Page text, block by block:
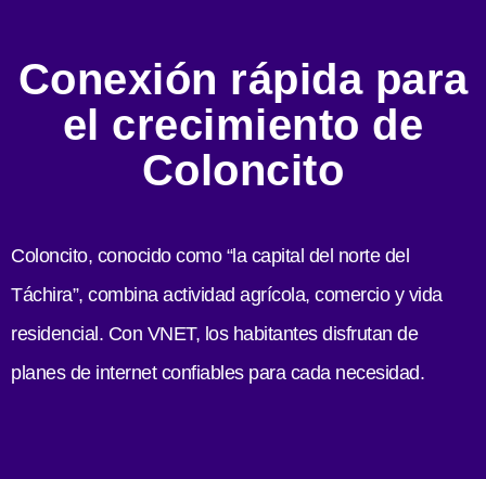
Conexión rápida para
el crecimiento de
Coloncito
Coloncito, conocido como “la capital del norte del
Táchira”, combina actividad agrícola, comercio y vida
residencial. Con VNET, los habitantes disfrutan de
planes de internet confiables para cada necesidad.